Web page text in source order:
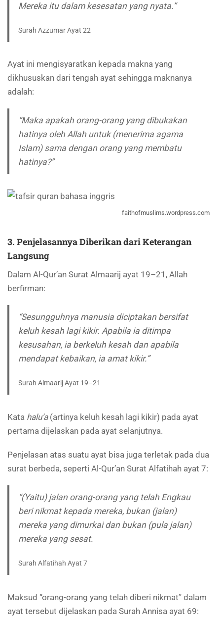
Mereka itu dalam kesesatan yang nyata.”
Surah Azzumar Ayat 22
Ayat ini mengisyaratkan kepada makna yang
dikhususkan dari tengah ayat sehingga maknanya
adalah:
“Maka apakah orang-orang yang dibukakan
hatinya oleh Allah untuk (menerima agama
Islam) sama dengan orang yang membatu
hatinya?”
faithofmuslims.wordpress.com
3. Penjelasannya Diberikan dari Keterangan
Langsung
Dalam Al-Qur’an Surat Almaarij ayat 19–21, Allah
berfirman:
“Sesungguhnya manusia diciptakan bersifat
keluh kesah lagi kikir. Apabila ia ditimpa
kesusahan, ia berkeluh kesah dan apabila
mendapat kebaikan, ia amat kikir.”
Surah Almaarij Ayat 19–21
Kata halu’a (artinya keluh kesah lagi kikir) pada ayat
pertama dijelaskan pada ayat selanjutnya.
Penjelasan atas suatu ayat bisa juga terletak pada dua
surat berbeda, seperti Al-Qur’an Surat Alfatihah ayat 7:
“(Yaitu) jalan orang-orang yang telah Engkau
beri nikmat kepada mereka, bukan (jalan)
mereka yang dimurkai dan bukan (pula jalan)
mereka yang sesat.
Surah Alfatihah Ayat 7
Maksud “orang-orang yang telah diberi nikmat” dalam
ayat tersebut dijelaskan pada Surah Annisa ayat 69: